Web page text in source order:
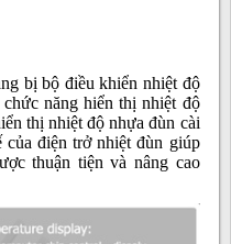
bị bộ điều khiển nhiệt độ
năng hiển thị nhiệt độ
thị nhiệt độ nhựa đùn cài
điện trở nhiệt đùn giúp
thuận tiện và nâng cao